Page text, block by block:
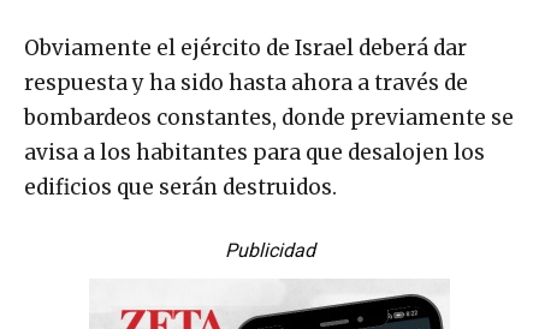
Obviamente el ejército de Israel deberá dar
respuesta y ha sido hasta ahora a través de
bombardeos constantes, donde previamente se
avisa a los habitantes para que desalojen los
edificios que serán destruidos.
Publicidad